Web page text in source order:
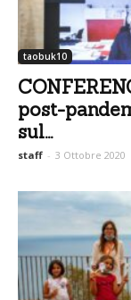
taobuk10
post-
sul...
staff - 3 Ottobre 2020